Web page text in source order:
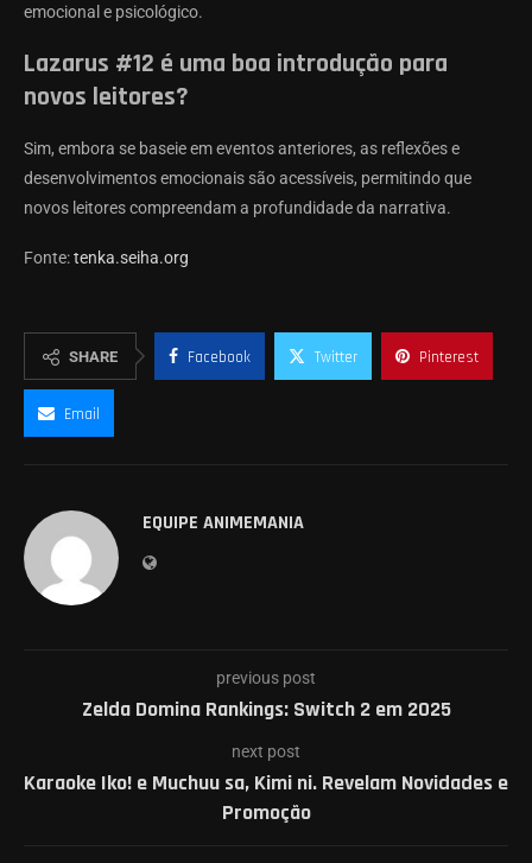
emocional e psicológico.
Lazarus #12 é uma boa introdução para
novos leitores?
Sim, embora se baseie em eventos anteriores, as reflexões e
desenvolvimentos emocionais são acessíveis, permitindo que
novos leitores compreendam a profundidade da narrativa.
Fonte:tenka.seiha.org
SHARE Facebook Twitter Pinterest
Email
EQUIPE ANIMEMANIA
previous post
Zelda Domina Rankings: Switch 2 em 2025
next post
Karaoke Iko! e Muchuu sa, Kimi ni. Revelam Novidades e
Promoção